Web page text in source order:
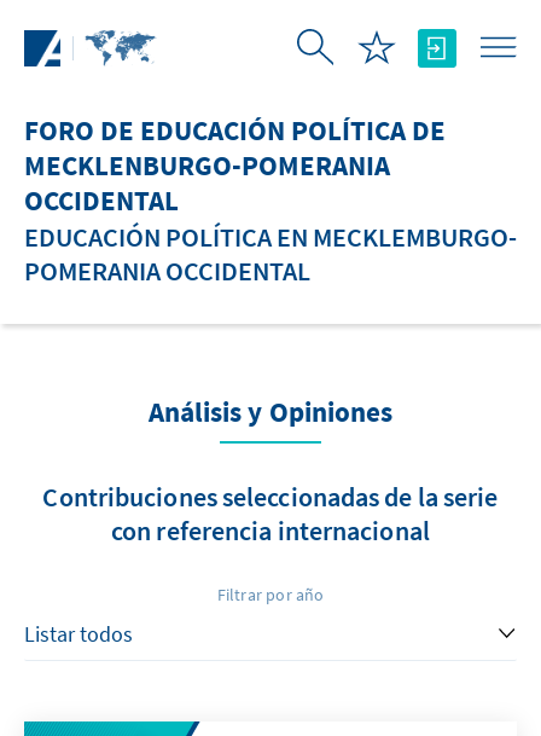
FORO DE EDUCACIÓN POLÍTICA DE
MECKLENBURGO-POMERANIA
OCCIDENTAL
EDUCACIÓN POLÍTICA EN MECKLEMBURGO-
POMERANIA OCCIDENTAL
Análisis y Opiniones
Contribuciones seleccionadas de la serie
con referencia internacional
Filtrar por año